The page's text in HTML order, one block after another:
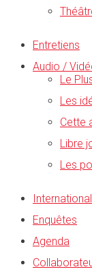
Entretiens
Audio /
Le
Les
Cette
Libre
Les
International
Enquêtes
Agenda